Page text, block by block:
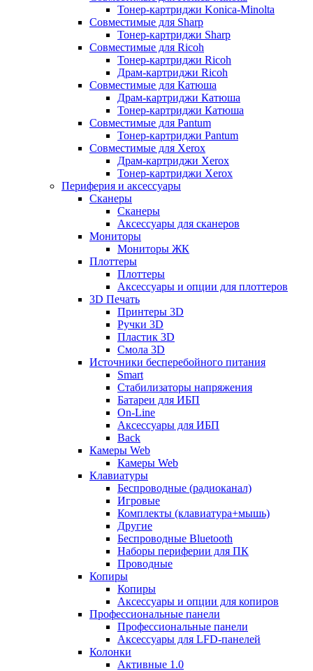
Тонер-картриджи Konica-Minolta
Совместимые для Sharp
Тонер-картриджи Sharp
Совместимые для Ricoh
Тонер-картриджи Ricoh
Драм-картриджи Ricoh
Совместимые для Катюша
Драм-картриджи Катюша
Тонер-картриджи Катюша
Совместимые для Pantum
Тонер-картриджи Pantum
Совместимые для Xerox
Драм-картриджи Xerox
Тонер-картриджи Xerox
Периферия и аксессуары
Сканеры
Сканеры
Аксессуары для сканеров
Мониторы
Мониторы ЖК
Плоттеры
Плоттеры
Аксессуары и опции для плоттеров
3D Печать
Принтеры 3D
Ручки 3D
Пластик 3D
Смола 3D
Источники бесперебойного питания
Smart
Стабилизаторы напряжения
Батареи для ИБП
On-Line
Аксессуары для ИБП
Back
Камеры Web
Камеры Web
Клавиатуры
Беспроводные (радиоканал)
Игровые
Комплекты (клавиатура+мышь)
Другие
Беспроводные Bluetooth
Наборы периферии для ПК
Проводные
Копиры
Копиры
Аксессуары и опции для копиров
Профессиональные панели
Профессиональные панели
Аксессуары для LFD-панелей
Колонки
Активные 1.0